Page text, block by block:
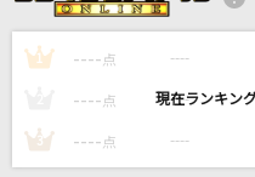
結束バンド
優里
1 ---- 点 ----
---- 点 ----
3 ---- 点 ----